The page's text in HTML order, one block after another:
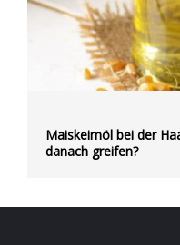
Maiskeimöl bei der
danach greifen?